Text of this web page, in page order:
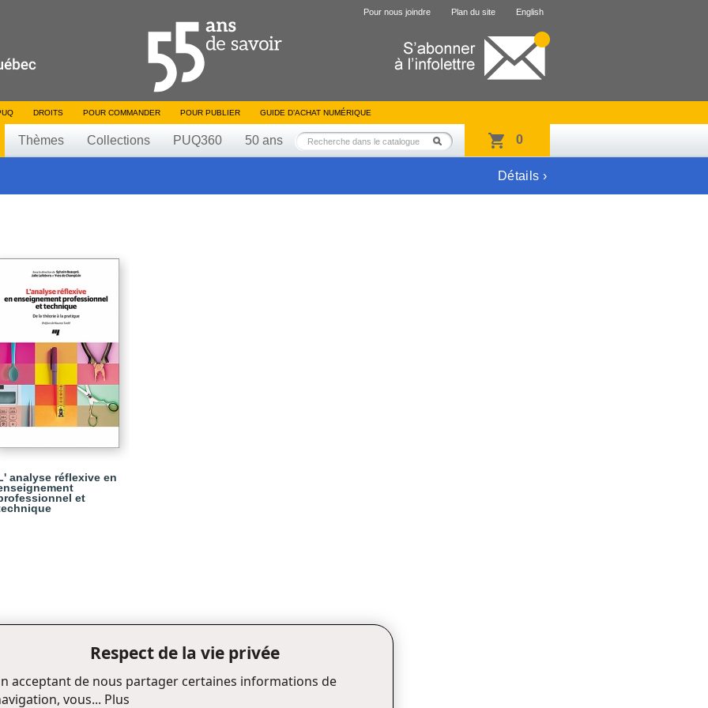
Pour nous joindre Plan du site English
DROITS POUR COMMANDER POUR PUBLIER GUIDE D’ACHAT NUMÉRIQUE
Thèmes Collections PUQ360 50 ans 0
Détails ›
analyse réflexive en
et
Respect de la vie privée
acceptant de nous partager certaines informations de
vous... Plus